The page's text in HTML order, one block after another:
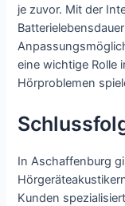
je zuvor. Mit der
eine wichtige Rolle
Hörproblemen
In Aschaffenburg
Kunden